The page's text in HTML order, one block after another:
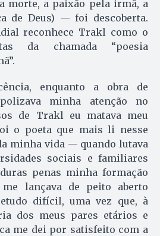
morte, a paixão pela irmã, a
de Deus) — foi descoberta.
reconhece Trakl como o
da chamada “poesia
enquanto a obra de
minha atenção no
de Trakl eu matava meu
o poeta que mais li nesse
minha vida — quando lutava
sociais e familiares
penas minha formação
lançava de peito aberto
difícil, uma vez que, à
dos meus pares etários e
me dei por satisfeito com a